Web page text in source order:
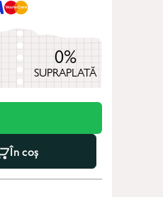
0%
SUPRAPLATĂ
În coș